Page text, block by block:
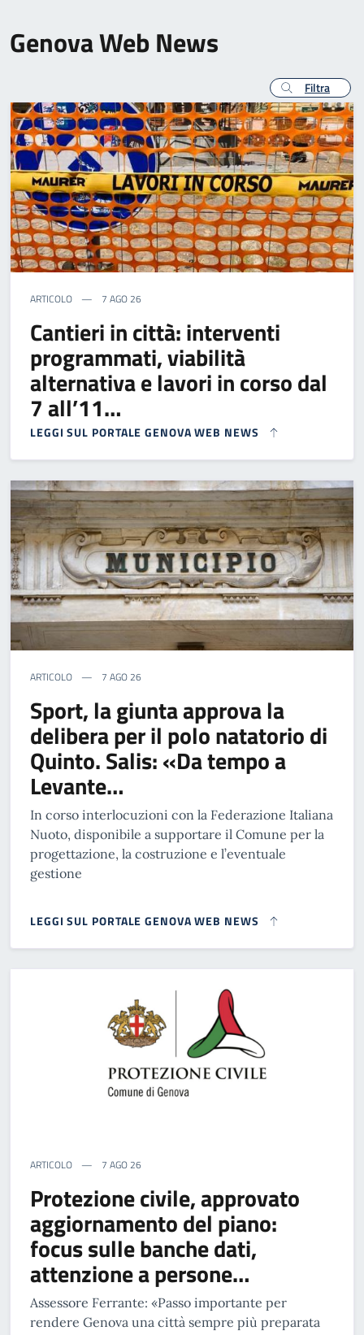
Genova Web News
Filtra
ARTICOLO 7 AGO 26
Cantieri in città: interventi
programmati, viabilità
alternativa e lavori in corso dal
7 all’11…
LEGGI SUL PORTALE GENOVA WEB NEWS
ARTICOLO 7 AGO 26
Sport, la giunta approva la
delibera per il polo natatorio di
Quinto. Salis: «Da tempo a
Levante…
In corso interlocuzioni con la Federazione Italiana
Nuoto, disponibile a supportare il Comune per la
progettazione, la costruzione e l’eventuale
gestione
LEGGI SUL PORTALE GENOVA WEB NEWS
ARTICOLO 7 AGO 26
Protezione civile, approvato
aggiornamento del piano:
focus sulle banche dati,
attenzione a persone…
Assessore Ferrante: «Passo importante per
rendere Genova una città sempre più preparata